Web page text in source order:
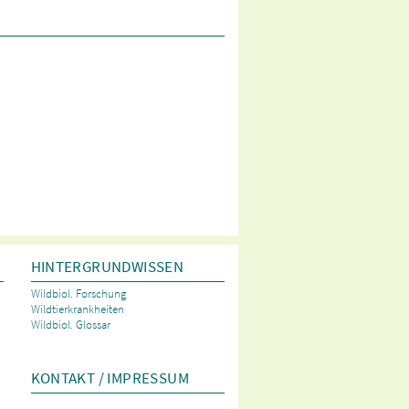
HINTERGRUNDWISSEN
Wildbiol. Forschung
Wildtierkrankheiten
Wildbiol. Glossar
KONTAKT / IMPRESSUM